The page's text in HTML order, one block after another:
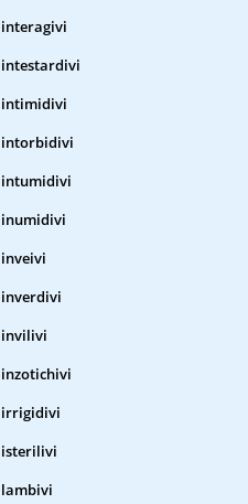
interagivi
intestardivi
intimidivi
intorbidivi
intumidivi
inumidivi
inveivi
inverdivi
invilivi
inzotichivi
irrigidivi
isterilivi
lambivi